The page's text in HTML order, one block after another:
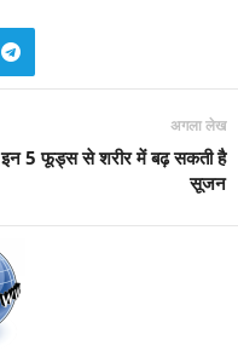
अगला लेख
इन 5 फूड्स से शरीर में बढ़ सकती है
सूजन